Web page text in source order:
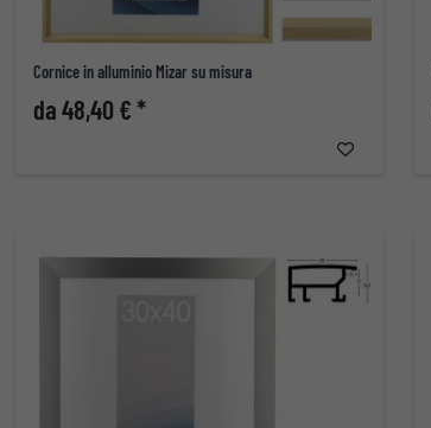
Cornice in alluminio Mizar su misura
da 48,40 € *